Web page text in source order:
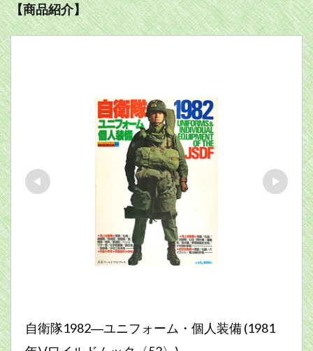
【商品紹介】
自衛隊1982―ユニフォーム・個人装備 (1981